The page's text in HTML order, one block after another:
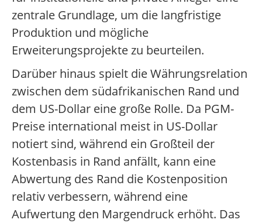
zentrale Grundlage, um die langfristige
Produktion und mögliche
Erweiterungsprojekte zu beurteilen.
Darüber hinaus spielt die Währungsrelation
zwischen dem südafrikanischen Rand und
dem US-Dollar eine große Rolle. Da PGM-
Preise international meist in US-Dollar
notiert sind, während ein Großteil der
Kostenbasis in Rand anfällt, kann eine
Abwertung des Rand die Kostenposition
relativ verbessern, während eine
Aufwertung den Margendruck erhöht. Das